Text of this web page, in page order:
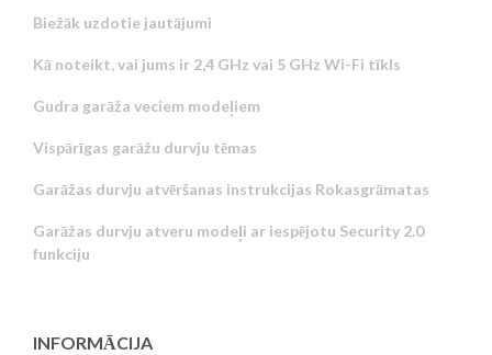
Biežāk uzdotie jautājumi
Kā noteikt, vai jums ir 2,4 GHz vai 5 GHz Wi-Fi tīkls
Gudra garāža veciem modeļiem
Vispārīgas garāžu durvju tēmas
Garāžas durvju atvēršanas instrukcijas Rokasgrāmatas
Garāžas durvju atveru modeļi ar iespējotu Security 2.0
funkciju
INFORMĀCIJA